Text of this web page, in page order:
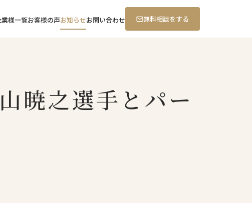
様一覧お客様の声お知らせお問い合わせ 無料相談をする
暁之選手とパー